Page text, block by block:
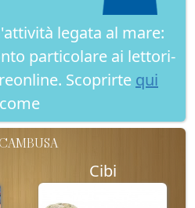
legata al mare:
particolare ai lettori-
Scoprirte qui
come
Cibi